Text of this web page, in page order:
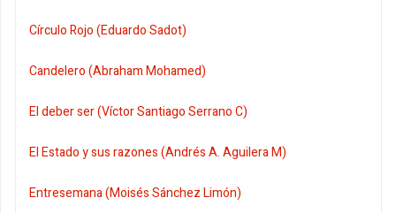
Círculo Rojo (Eduardo Sadot)
Candelero (Abraham Mohamed)
El deber ser (Víctor Santiago Serrano C)
El Estado y sus razones (Andrés A. Aguilera M)
Entresemana (Moisés Sánchez Limón)